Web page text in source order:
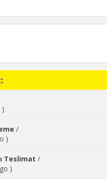
)
/
)
Teslimat /
)